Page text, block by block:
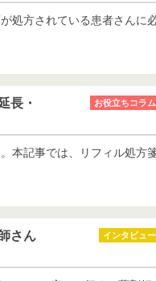
処方されている患者さんに
お役立ちコラム
長・
本記事では、リフィル処方
インタビュー
さん